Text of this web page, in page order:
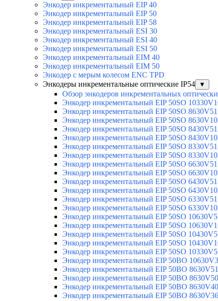
Энкодер инкрементальный EIP 40
Энкодер инкрементальный EIP 50
Энкодер инкрементальный EIP 58
Энкодер инкрементальный ESI 30
Энкодер инкрементальный ESI 40
Энкодер инкрементальный ESI 50
Энкодер инкрементальный EIM 40
Энкодер инкрементальный EIM 50
Энкодер с мерым колесом ENC TPD
Энкодеры инкрементальные оптические IP54
▼
Обзор энкодеров инкрементальных
Энкодер инкрементальный EIP 50SO
Энкодер инкрементальный EIP 50SO
Энкодер инкрементальный EIP 50SO
Энкодер инкрементальный EIP 50SO
Энкодер инкрементальный EIP 50SO
Энкодер инкрементальный EIP 50SO
Энкодер инкрементальный EIP 50SO
Энкодер инкрементальный EIP 50SO
Энкодер инкрементальный EIP 50SO
Энкодер инкрементальный EIP 50SO
Энкодер инкрементальный EIP 50SO
Энкодер инкрементальный EIP 50SO
Энкодер инкрементальный EIP 50SO
Энкодер инкрементальный EIP 50SO
Энкодер инкрементальный EIP 50SO
Энкодер инкрементальный EIP 50SO
Энкодер инкрементальный EIP 50SO
Энкодер инкрементальный EIP 50SO
Энкодер инкрементальный EIP 50BO
Энкодер инкрементальный EIP 50BO
Энкодер инкрементальный EIP 50BO
Энкодер инкрементальный EIP 50BO
Энкодер инкрементальный EIP 50BO